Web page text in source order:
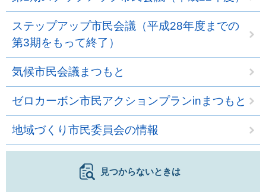
ステップアップ市民会議（平成28年度までの
第3期をもって終了）
気候市民会議まつもと
ゼロカーボン市民アクションプランinまつもと
地域づくり市民委員会の情報
見つからないときは